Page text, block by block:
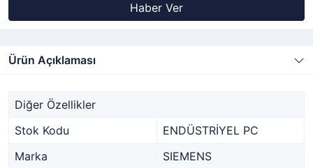
Haber Ver
Ürün Açıklaması
Diğer Özellikler
Stok Kodu
ENDÜSTRİYEL PC
Marka
SIEMENS